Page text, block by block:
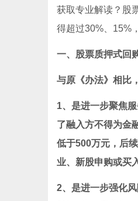
获取专业解读？股
得超过30%、15%
一、股票质押式回
与原《办法》相比
1、是进一步聚焦
了融入方不得为金
低于500万元，后
业、新股申购或买
2、是进一步强化